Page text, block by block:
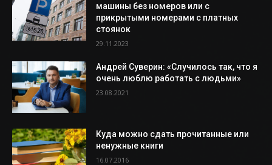
машины без номеров или с
прикрытыми номерами с платных
стоянок
29.11.2023
Андрей Суверин: «Случилось так, что я
очень люблю работать с людьми»
23.08.2021
Куда можно сдать прочитанные или
ненужные книги
16.07.2016